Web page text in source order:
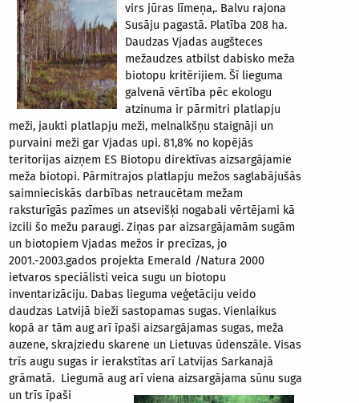
virs jūras līmeņa,. Balvu rajona
Susāju pagastā. Platība 208 ha.
Daudzas Vjadas augšteces
mežaudzes atbilst dabisko meža
biotopu kritērijiem. Šī lieguma
galvenā vērtība pēc ekologu
atzinuma ir pārmitri platlapju
meži, jaukti platlapju meži, melnalkšņu staignāji un
purvaini meži gar Vjadas upi. 81,8% no kopējās
teritorijas aizņem ES Biotopu direktīvas aizsargājamie
meža biotopi. Pārmitrajos platlapju mežos saglabājušās
saimnieciskās darbības netraucētam mežam
raksturīgās pazīmes un atsevišķi nogabali vērtējami kā
izcili šo mežu paraugi. Ziņas par aizsargājamām sugām
un biotopiem Vjadas mežos ir precīzas, jo
2001.-2003.gados projekta Emerald /Natura 2000
ietvaros speciālisti veica sugu un biotopu
inventarizāciju. Dabas lieguma veģetāciju veido
daudzas Latvijā bieži sastopamas sugas. Vienlaikus
kopā ar tām aug arī īpaši aizsargājamas sugas, meža
auzene, skrajziedu skarene un Lietuvas ūdenszāle. Visas
trīs augu sugas ir ierakstītas arī Latvijas Sarkanajā
grāmatā. Liegumā aug arī viena aizsargājama sūnu suga
un trīs īpaši